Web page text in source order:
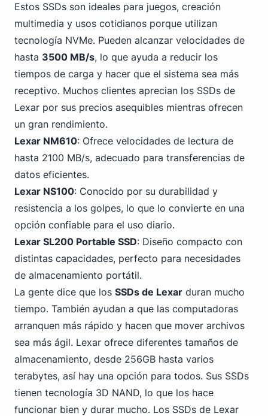
Estos SSDs son ideales para juegos, creación
multimedia y usos cotidianos porque utilizan
tecnología NVMe. Pueden alcanzar velocidades de
hasta 3500 MB/s, lo que ayuda a reducir los
tiempos de carga y hacer que el sistema sea más
receptivo. Muchos clientes aprecian los SSDs de
Lexar por sus precios asequibles mientras ofrecen
un gran rendimiento.
Lexar NM610: Ofrece velocidades de lectura de
hasta 2100 MB/s, adecuado para transferencias de
datos eficientes.
Lexar NS100: Conocido por su durabilidad y
resistencia a los golpes, lo que lo convierte en una
opción confiable para el uso diario.
Lexar SL200 Portable SSD: Diseño compacto con
distintas capacidades, perfecto para necesidades
de almacenamiento portátil.
La gente dice que los SSDs de Lexar duran mucho
tiempo. También ayudan a que las computadoras
arranquen más rápido y hacen que mover archivos
sea más ágil. Lexar ofrece diferentes tamaños de
almacenamiento, desde 256GB hasta varios
terabytes, así hay una opción para todos. Sus SSDs
tienen tecnología 3D NAND, lo que los hace
funcionar bien y durar mucho. Los SSDs de Lexar